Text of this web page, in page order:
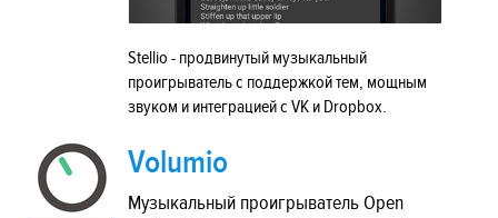
Stellio - продвинутый музыкальный
проигрыватель с поддержкой тем, мощным
звуком и интеграцией с VK и Dropbox.
Volumio
Музыкальный проигрыватель Open